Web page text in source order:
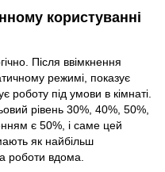
користуванні
Після ввімкнення
режимі, показує
роботу під умови в кімнаті.
рівень 30%, 40%, 50%,
є 50%, і саме цей
як найбільш
роботи вдома.